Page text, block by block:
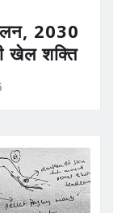
2030
खेल शक्ति